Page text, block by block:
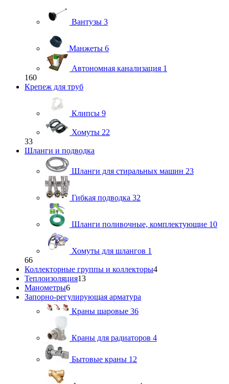
Вантузы 3
Манжеты 6
Автономная канализация 1
160
Крепеж для труб
Клипсы 9
Хомуты 22
33
Шланги и подводка
Шланги для стиральных машин 23
Гибкая подводка 32
Шланги поливочные, комплектующие 10
Хомуты для шлангов 1
66
Коллекторные группы и коллекторы4
Теплоизоляция13
Манометры6
Запорно-регулирующая арматура
Краны шаровые 36
Краны для радиаторов 4
Бытовые краны 12